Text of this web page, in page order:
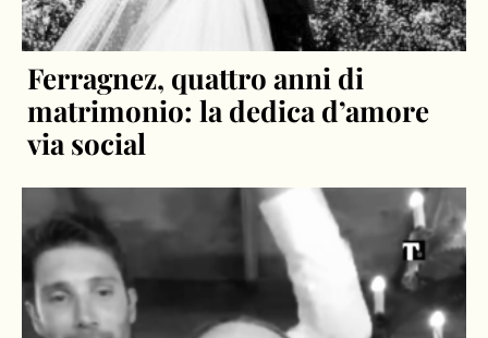
Ferragnez, quattro anni di
matrimonio: la dedica d’amore
via social